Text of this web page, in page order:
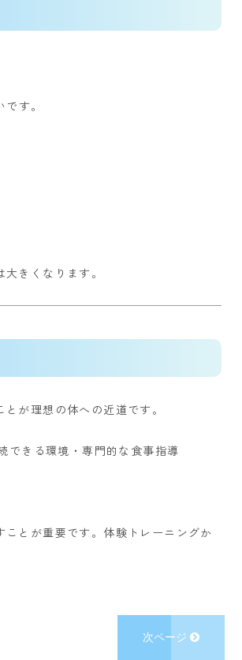
す。
きくなります。
が理想の体への近道です。
できる環境 ・専門的な食事指導
とが重要です。 体験トレーニングか
次ページ